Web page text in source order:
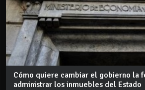
Cómo quiere cambiar el gobierno la
administrar los inmuebles del Estado